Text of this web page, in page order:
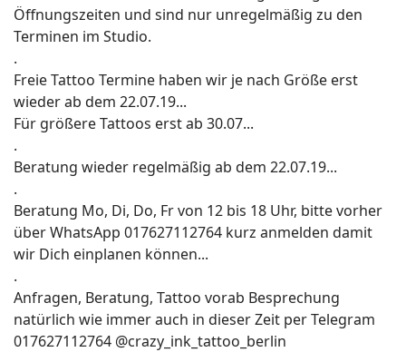
Öffnungszeiten und sind nur unregelmäßig zu den
Terminen im Studio.
.
Freie Tattoo Termine haben wir je nach Größe erst
wieder ab dem 22.07.19...
Für größere Tattoos erst ab 30.07...
.
Beratung wieder regelmäßig ab dem 22.07.19...
.
Beratung Mo, Di, Do, Fr von 12 bis 18 Uhr, bitte vorher
über WhatsApp 017627112764 kurz anmelden damit
wir Dich einplanen können...
.
Anfragen, Beratung, Tattoo vorab Besprechung
natürlich wie immer auch in dieser Zeit per Telegram
017627112764 @crazy_ink_tattoo_berlin